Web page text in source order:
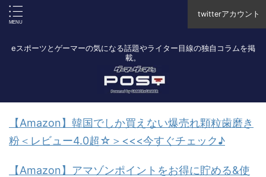
twitterアカウント
eスポーツとゲーマーの気になる話題やライター目線の独自コラムを掲
載。
【Amazon】韓国でしか買えない爆売れ顆粒歯磨き
粉＜レビュー4.0超☆＞<<<今すぐチェック♪
【Amazon】アマゾンポイントをお得に貯める&使